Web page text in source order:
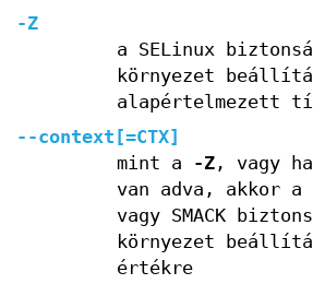
-Z
a SELinux
környezet
alapértelmezett
--context[=CTX]
mint a
-Z, vagy ha
van adva, akkor a
vagy SMACK
környezet
értékre